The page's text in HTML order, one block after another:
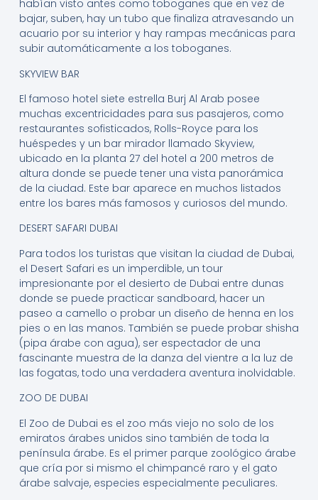
habían visto antes como toboganes que en vez de
bajar, suben, hay un tubo que finaliza atravesando un
acuario por su interior y hay rampas mecánicas para
subir automáticamente a los toboganes.
SKYVIEW BAR
El famoso hotel siete estrella Burj Al Arab posee
muchas excentricidades para sus pasajeros, como
restaurantes sofisticados, Rolls-Royce para los
huéspedes y un bar mirador llamado Skyview,
ubicado en la planta 27 del hotel a 200 metros de
altura donde se puede tener una vista panorámica
de la ciudad. Este bar aparece en muchos listados
entre los bares más famosos y curiosos del mundo.
DESERT SAFARI DUBAI
Para todos los turistas que visitan la ciudad de Dubai,
el Desert Safari es un imperdible, un tour
impresionante por el desierto de Dubai entre dunas
donde se puede practicar sandboard, hacer un
paseo a camello o probar un diseño de henna en los
pies o en las manos. También se puede probar shisha
(pipa árabe con agua), ser espectador de una
fascinante muestra de la danza del vientre a la luz de
las fogatas, todo una verdadera aventura inolvidable.
ZOO DE DUBAI
El Zoo de Dubai es el zoo más viejo no solo de los
emiratos árabes unidos sino también de toda la
península árabe. Es el primer parque zoológico árabe
que cría por si mismo el chimpancé raro y el gato
árabe salvaje, especies especialmente peculiares.